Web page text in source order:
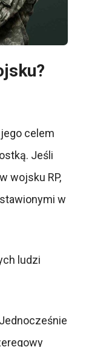
celem
Jeśli
wojsku RP,
w
ludzi